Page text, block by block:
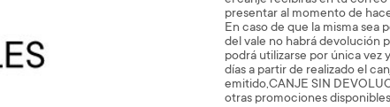
presentar al momento de
En caso de que la misma sea
del vale no habrá devolución
podrá utilizarse por única vez
días a partir de realizado el
emitido,CANJE SIN
otras promociones